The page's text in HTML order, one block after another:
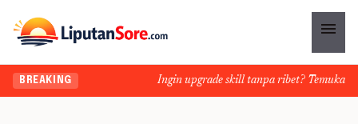
menu
BREAKING Ingin upgrade skill tanpa ribet? Temukan